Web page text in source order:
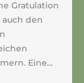
Gratulation
den
Eine…